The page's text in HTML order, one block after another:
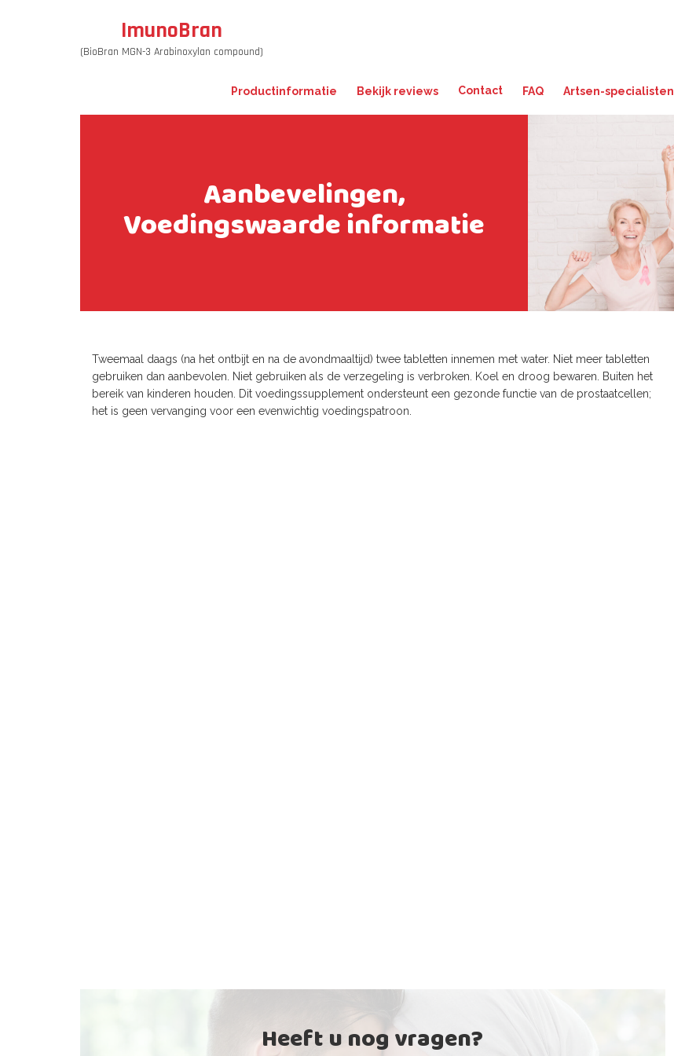
ImunoBran
(BioBran MGN-3 Arabinoxylan compound)
Productinformatie Bekijk reviews Contact FAQ Artsen-specialisten
Aanbevelingen,
Voedingswaarde informatie
Tweemaal daags (na het ontbijt en na de avondmaaltijd) twee tabletten innemen met water. Niet meer tabletten
gebruiken dan aanbevolen. Niet gebruiken als de verzegeling is verbroken. Koel en droog bewaren. Buiten het
bereik van kinderen houden. Dit voedingssupplement ondersteunt een gezonde functie van de prostaatcellen;
het is geen vervanging voor een evenwichtig voedingspatroon.
Heeft u nog vragen?